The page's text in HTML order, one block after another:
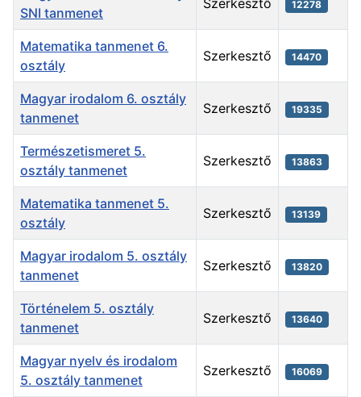
SNI tanmenet
Szerkesztő 12278
Matematika tanmenet 6.
osztály
Szerkesztő 14470
Magyar irodalom 6. osztály
tanmenet
Szerkesztő 19335
Természetismeret 5.
osztály tanmenet
Szerkesztő 13863
Matematika tanmenet 5.
osztály
Szerkesztő 13139
Magyar irodalom 5. osztály
tanmenet
Szerkesztő 13820
Történelem 5. osztály
tanmenet
Szerkesztő 13640
Magyar nyelv és irodalom
5. osztály tanmenet
Szerkesztő 16069